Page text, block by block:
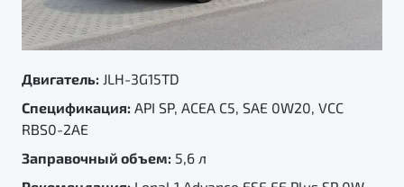
LEC-I, Lopal Антифриз C31 LEC-II
Двигатель: JLH-3G15TD
Спецификация: API SP, ACEA C5, SAE 0W20, VCC
RBS0-2AE
Заправочный объем: 5,6 л